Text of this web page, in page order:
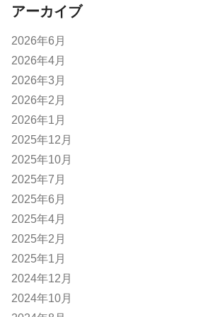
アーカイブ
2026年6月
2026年4月
2026年3月
2026年2月
2026年1月
2025年12月
2025年10月
2025年7月
2025年6月
2025年4月
2025年2月
2025年1月
2024年12月
2024年10月